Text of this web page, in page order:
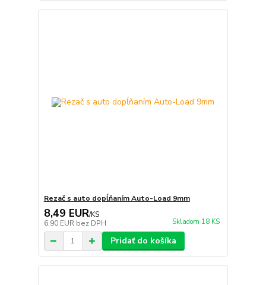
Rezač s auto dopĺňaním Auto-Load 9mm
8,49 EUR/KS
6,90 EUR bez DPH Skladom 18 KS
Pridať do košíka